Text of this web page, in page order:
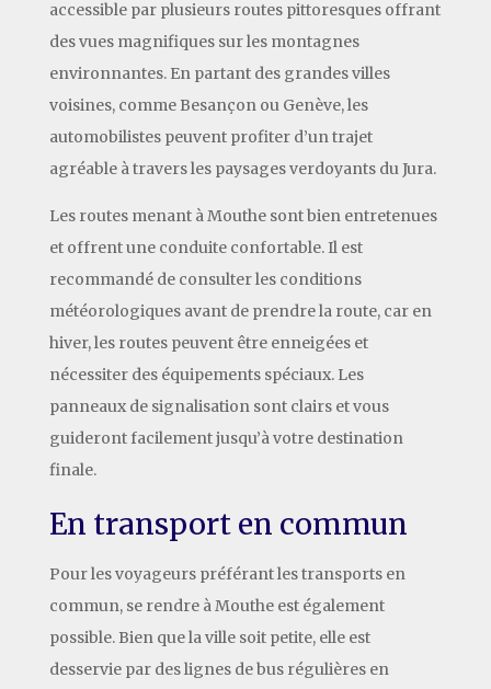
accessible par plusieurs routes pittoresques offrant
des vues magnifiques sur les montagnes
environnantes. En partant des grandes villes
voisines, comme Besançon ou Genève, les
automobilistes peuvent profiter d’un trajet
agréable à travers les paysages verdoyants du Jura.
Les routes menant à Mouthe sont bien entretenues
et offrent une conduite confortable. Il est
recommandé de consulter les conditions
météorologiques avant de prendre la route, car en
hiver, les routes peuvent être enneigées et
nécessiter des équipements spéciaux. Les
panneaux de signalisation sont clairs et vous
guideront facilement jusqu’à votre destination
finale.
En transport en commun
Pour les voyageurs préférant les transports en
commun, se rendre à Mouthe est également
possible. Bien que la ville soit petite, elle est
desservie par des lignes de bus régulières en